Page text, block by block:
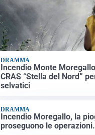
DRAMMA
Incendio Monte
CRAS “Stella del Nord”
selvatici
DRAMMA
Incendio Moregallo, la
proseguono le